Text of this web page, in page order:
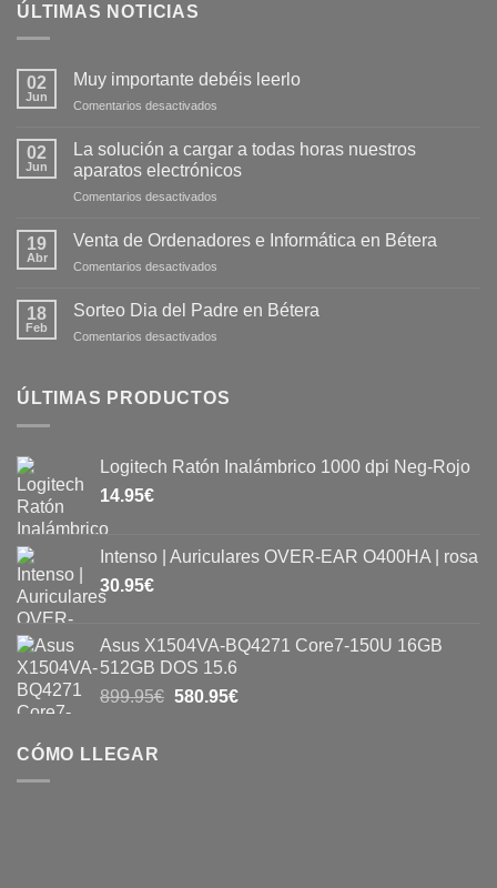
ÚLTIMAS NOTICIAS
02
Jun
Muy importante debéis leerlo
Comentarios desactivados
02
Jun
La solución a cargar a todas horas nuestros
aparatos electrónicos
Comentarios desactivados
19
Abr
Venta de Ordenadores e Informática en Bétera
Comentarios desactivados
18
Feb
Sorteo Dia del Padre en Bétera
Comentarios desactivados
ÚLTIMAS PRODUCTOS
Logitech Ratón Inalámbrico 1000 dpi Neg-Rojo
14.95€
Intenso | Auriculares OVER-EAR O400HA | rosa
30.95€
Asus X1504VA-BQ4271 Core7-150U 16GB
512GB DOS 15.6
899.95€ 580.95€
CÓMO LLEGAR